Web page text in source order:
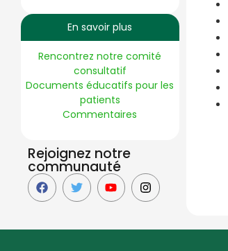
En savoir plus
Rencontrez notre comité
consultatif
Documents éducatifs pour les
patients
Commentaires
Rejoignez notre
communauté